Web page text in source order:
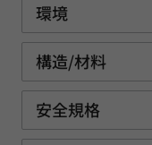
環境
構造/材料
安全規格